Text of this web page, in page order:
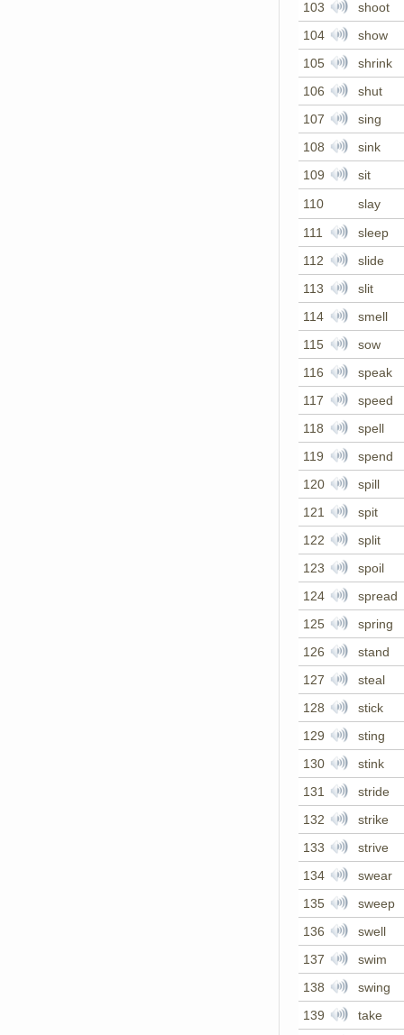
103
shoot
104
show
105
shrink
106
shut
107
sing
108
sink
109
sit
110
slay
111
sleep
112
slide
113
slit
114
smell
115
sow
116
speak
117
speed
118
spell
119
spend
120
spill
121
spit
122
split
123
spoil
124
spread
125
spring
126
stand
127
steal
128
stick
129
sting
130
stink
131
stride
132
strike
133
strive
134
swear
135
sweep
136
swell
137
swim
138
swing
139
take